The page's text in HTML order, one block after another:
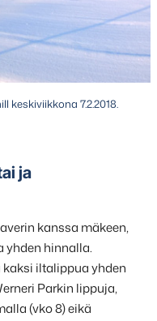
7.2.2018.
ja
kanssa mäkeen,
yhden hinnalla.
iltalippua yhden
Parkin lippuja,
(vko 8) eikä